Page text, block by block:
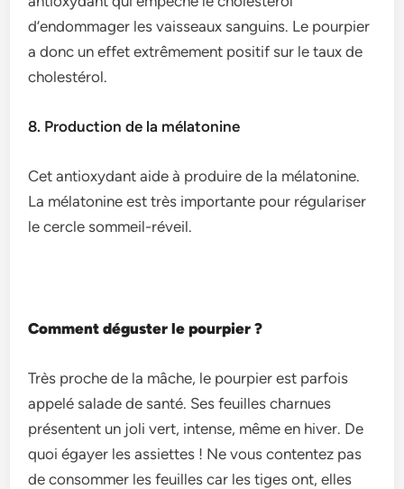
d’endommager les vaisseaux sanguins. Le pourpier
a donc un effet extrêmement positif sur le taux de
cholestérol.
8. Production de la mélatonine
Cet antioxydant aide à produire de la mélatonine.
La mélatonine est très importante pour régulariser
le cercle sommeil-réveil.
Comment déguster le pourpier ?
Très proche de la mâche, le pourpier est parfois
appelé salade de santé. Ses feuilles charnues
présentent un joli vert, intense, même en hiver. De
quoi égayer les assiettes ! Ne vous contentez pas
de consommer les feuilles car les tiges ont, elles